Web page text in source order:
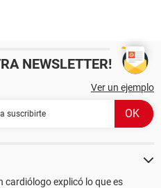
NEWSLETTER!
Ver un ejemplo
cardiólogo explicó lo que es